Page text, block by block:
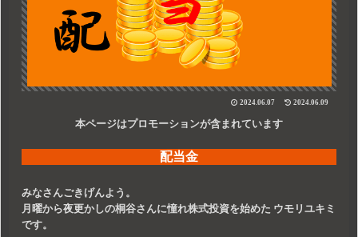
2024.06.07 2024.06.09
本ページはプロモーションが含まれています
配当金
みなさんごきげんよう。
月曜から夜更かしの桐谷さんに憧れ株式投資を始めた ウモリユキミ
です。